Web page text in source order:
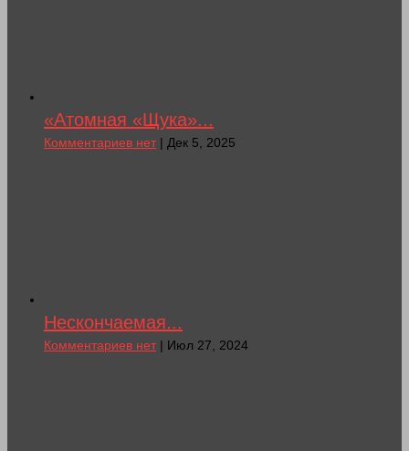
«Атомная «Щука»...
Комментариев нет| Дек 5, 2025
Нескончаемая...
Комментариев нет| Июл 27, 2024